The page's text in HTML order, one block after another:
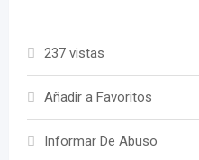
237 vistas
Añadir a Favoritos
Informar De Abuso